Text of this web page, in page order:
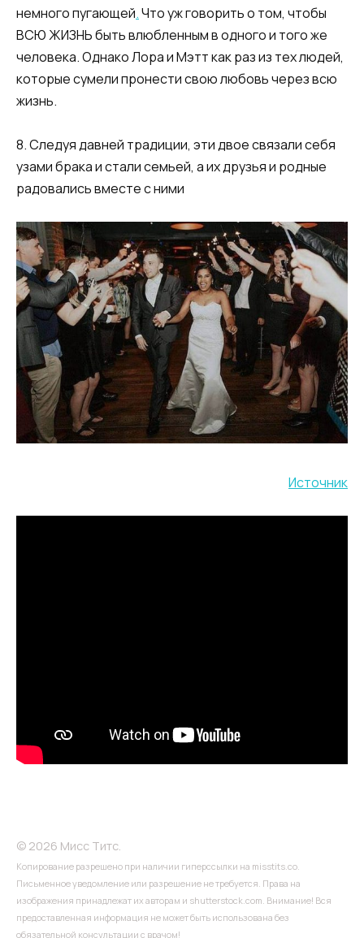
немного пугающей.Что уж говорить о том, чтобы
ВСЮ ЖИЗНЬ быть влюбленным в одного и того же
человека. Однако Лора и Мэтт как раз из тех людей,
которые сумели пронести свою любовь через всю
жизнь.
8. Следуя давней традиции, эти двое связали себя
узами брака и стали семьей, а их друзья и родные
радовались вместе с ними
Источник
© 2026 Мисс Титс.
Копирование разрешено при наличии гиперссылки на misstits.co.
Письменное уведомление или разрешение не требуется. Права на
изображения принадлежат их авторам и shutterstock.com. Внимание! Вся
предоставленная информация не может быть использована без
обязательной консультации с врачом!